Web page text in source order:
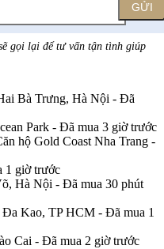
GỬI
gọi lại để tư vấn tận tình giúp
Bà Trưng, Hà Nội - Đã
Park - Đã mua 3 giờ trước
hộ Gold Coast Nha Trang -
1 giờ trước
Hà Nội - Đã mua 30 phút
Đa Kao, TP HCM - Đã mua 1
Cai - Đã mua 2 giờ trước